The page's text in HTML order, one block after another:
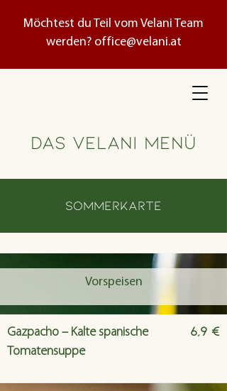
Möchtest du Teil vom Velani Team
werden? office@velani.at
Das velani Menü
sommerkarte
Vorspeisen
Gazpacho – Kalte spanische
Tomatensuppe
6,9 €